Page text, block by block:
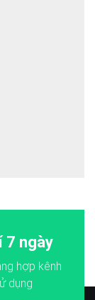
7 ngày
hợp kênh
dụng